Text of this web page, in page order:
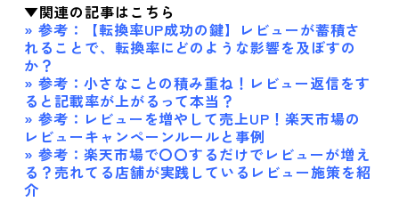
▼関連の記事はこちら
» 参考：
【転換率UP成功の鍵】レビューが蓄積さ
れることで、転換率にどのような影響を及ぼすの
か？
» 参考： 小さなことの積み重ね！レビュー返信をす
ると記載率が上がるって本当？
» 参考： レビューを増やして売上UP！楽天市場の
レビューキャンペーンルールと事例
» 参考： 楽天市場で〇〇するだけでレビューが増え
る？売れてる店舗が実践しているレビュー施策を紹
介